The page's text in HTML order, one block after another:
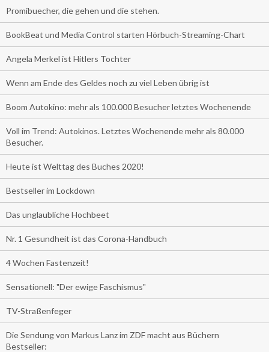
Promibuecher, die gehen und die stehen.
BookBeat und Media Control starten Hörbuch-Streaming-Chart
Angela Merkel ist Hitlers Tochter
Wenn am Ende des Geldes noch zu viel Leben übrig ist
Boom Autokino: mehr als 100.000 Besucher letztes Wochenende
Voll im Trend: Autokinos. Letztes Wochenende mehr als 80.000
Besucher.
Heute ist Welttag des Buches 2020!
Bestseller im Lockdown
Das unglaubliche Hochbeet
Nr. 1 Gesundheit ist das Corona-Handbuch
4 Wochen Fastenzeit!
Sensationell: "Der ewige Faschismus"
TV-Straßenfeger
Die Sendung von Markus Lanz im ZDF macht aus Büchern
Bestseller: